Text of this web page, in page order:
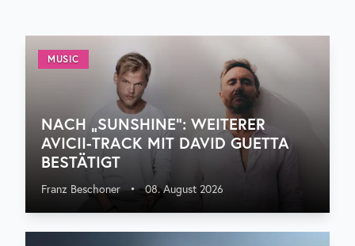
MUSIC
NACH „SUNSHINE“: WEITERER
AVICII-TRACK MIT DAVID GUETTA
BESTÄTIGT
Franz Beschoner • 08. August 2026